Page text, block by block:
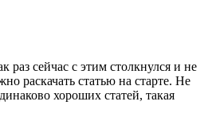
раз сейчас с этим столкнулся и не
раскачать статью на старте. Не
хороших статей, такая